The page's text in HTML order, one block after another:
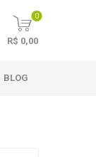
0
R$ 0,00
BLOG